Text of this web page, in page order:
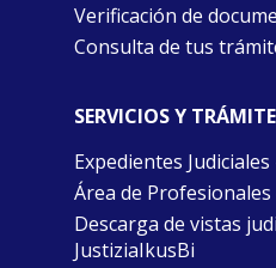
Verificación de
Consulta de tus
SERVICIOS Y
Expedientes Judiciales
Área de Profesionales
Descarga de vistas
JustiziaIkusBi